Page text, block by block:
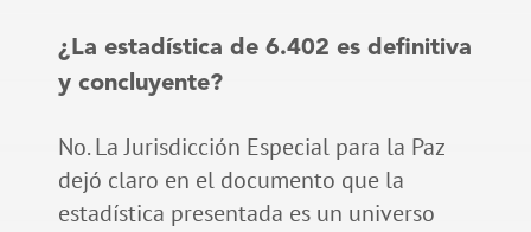
¿La estadística de 6.402 es definitiva
y concluyente?
No. La Jurisdicción Especial para la Paz
dejó claro en el documento que la
estadística presentada es un universo